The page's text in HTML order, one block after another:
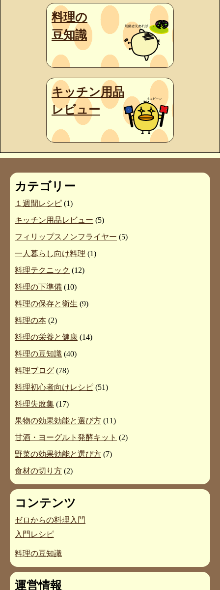
料理の
豆知識
キッチン用品
レビュー
カテゴリー
１週間レシピ (1)
キッチン用品レビュー (5)
フィリップスノンフライヤー (5)
一人暮らし向け料理 (1)
料理テクニック (12)
料理の下準備 (10)
料理の保存と衛生 (9)
料理の本 (2)
料理の栄養と健康 (14)
料理の豆知識 (40)
料理ブログ (78)
料理初心者向けレシピ (51)
料理失敗集 (17)
果物の効果効能と選び方 (11)
甘酒・ヨーグルト発酵キット (2)
野菜の効果効能と選び方 (7)
食材の切り方 (2)
コンテンツ
ゼロからの料理入門
入門レシピ
料理の豆知識
運営情報